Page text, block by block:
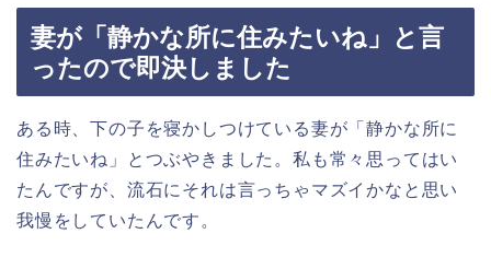
妻が「静かな所に住みたいね」と言
ったので即決しました
ある時、下の子を寝かしつけている妻が「静かな所に
住みたいね」とつぶやきました。私も常々思ってはい
たんですが、流石にそれは言っちゃマズイかなと思い
我慢をしていたんです。